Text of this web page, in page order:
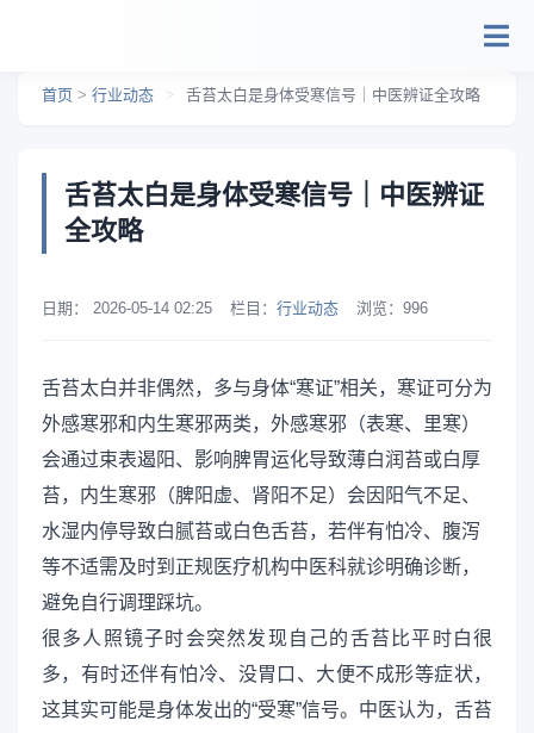
首页 > 行业动态 > 舌苔太白是身体受寒信号｜中医辨证全攻略
舌苔太白是身体受寒信号｜中医辨证
全攻略
日期： 2026-05-14 02:25 栏目： 行业动态 浏览： 996
舌苔太白并非偶然，多与身体“寒证”相关，寒证可分为
外感寒邪和内生寒邪两类，外感寒邪（表寒、里寒）
会通过束表遏阳、影响脾胃运化导致薄白润苔或白厚
苔，内生寒邪（脾阳虚、肾阳不足）会因阳气不足、
水湿内停导致白腻苔或白色舌苔，若伴有怕冷、腹泻
等不适需及时到正规医疗机构中医科就诊明确诊断，
避免自行调理踩坑。
很多人照镜子时会突然发现自己的舌苔比平时白很
多，有时还伴有怕冷、没胃口、大便不成形等症状，
这其实可能是身体发出的“受寒”信号。中医认为，舌苔